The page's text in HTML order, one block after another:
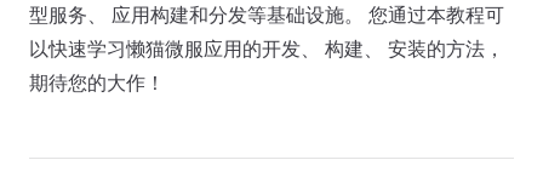
型服务、 应用构建和分发等基础设施。 您通过本教程可
以快速学习懒猫微服应用的开发、 构建、 安装的方法，
期待您的大作！